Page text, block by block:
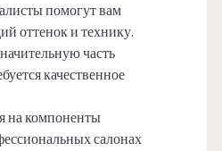
помогут вам
оттенок и технику.
часть
качественное
на компоненты
салонах